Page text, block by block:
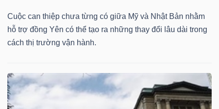
Cuộc can thiệp chưa từng có giữa Mỹ và Nhật Bản nhằm
hỗ trợ đồng Yên có thể tạo ra những thay đổi lâu dài trong
cách thị trường vận hành.